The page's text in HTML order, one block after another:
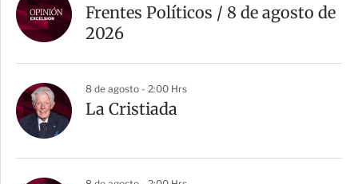
Frentes Políticos / 8 de agosto de
2026
8 de agosto - 2:00 Hrs
La Cristiada